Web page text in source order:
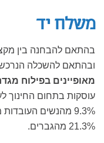
משלח יד
בהתאם להבחנה בין
ובהתאם להשכלה
מאופיינים בפילוח
9.3% מהנשים
21.3% מהגברים.